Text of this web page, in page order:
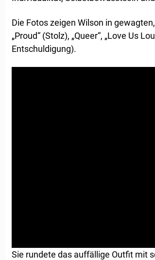
Die Fotos zeigen Wilson in
„Proud“ (Stolz), „Queer“, „Love Us
Entschuldigung).
Sie rundete das auffällige Outfit mit